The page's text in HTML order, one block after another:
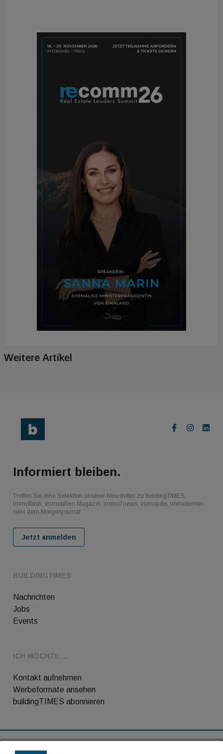
Weitere Artikel
BUILDINGTIMES
Nachrichten
Jobs
Events
ICH MÖCHTE ...
Kontakt aufnehmen
Werbeformate ansehen
buildingTIMES abonnieren
Informiert bleiben.
Treffen Sie eine Selektion unserer Newsletter zu buildingTIMES,
immoflash, Immobilien Magazin, immo7news, immojobs, immotermin
oder dem Morgenjournal
Jetzt anmelden